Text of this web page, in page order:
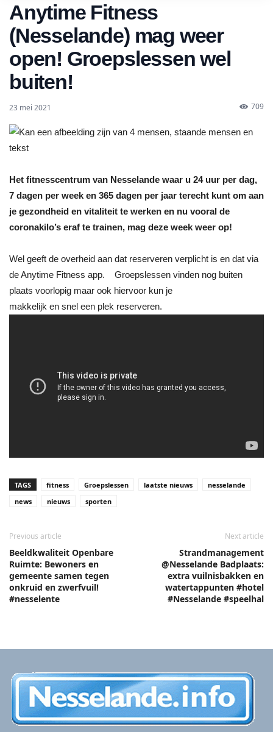
Anytime Fitness
(Nesselande) mag weer
open! Groepslessen wel
buiten!
23 mei 2021 709
Het fitnesscentrum van Nesselande waar u 24 uur per dag,
7 dagen per week en 365 dagen per jaar terecht kunt om aan
je gezondheid en vitaliteit te werken en nu vooral de
coronakilo’s eraf te trainen, mag deze week weer op!
Wel geeft de overheid aan dat reserveren verplicht is en dat via
de Anytime Fitness app. Groepslessen vinden nog buiten
plaats voorlopig maar ook hiervoor kun je
makkelijk en snel een plek reserveren.
TAGS fitness Groepslessen laatste nieuws
nesselande
news
nieuws sporten
Previous article
Beeldkwaliteit Openbare
Ruimte: Bewoners en
gemeente samen tegen
onkruid en zwerfvuil!
#nesselente
Next article
Strandmanagement
@Nesselande Badplaats:
extra vuilnisbakken en
watertappunten #hotel
#Nesselande #speelhal